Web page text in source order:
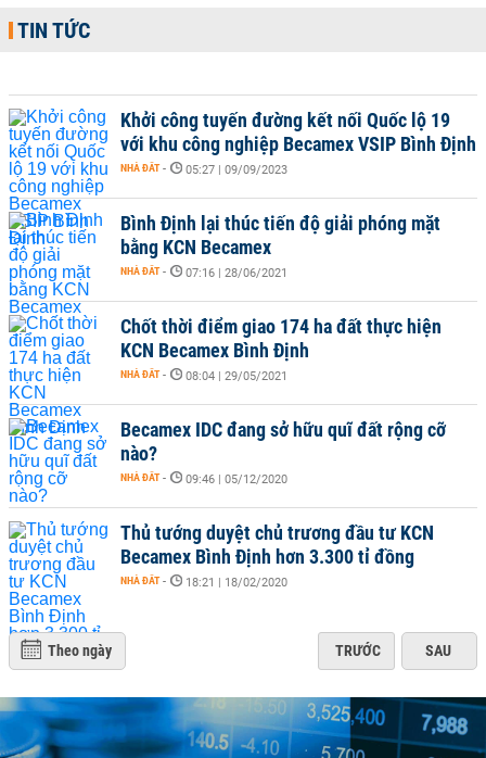
TIN TỨC
Khởi công tuyến đường kết nối Quốc lộ 19
với khu công nghiệp Becamex VSIP Bình Định
NHÀ ĐẤT - 05:27 | 09/09/2023
Bình Định lại thúc tiến độ giải phóng mặt
bằng KCN Becamex
NHÀ ĐẤT - 07:16 | 28/06/2021
Chốt thời điểm giao 174 ha đất thực hiện
KCN Becamex Bình Định
NHÀ ĐẤT - 08:04 | 29/05/2021
Becamex IDC đang sở hữu quĩ đất rộng cỡ
nào?
NHÀ ĐẤT - 09:46 | 05/12/2020
Thủ tướng duyệt chủ trương đầu tư KCN
Becamex Bình Định hơn 3.300 tỉ đồng
NHÀ ĐẤT - 18:21 | 18/02/2020
Theo ngày TRƯỚC SAU